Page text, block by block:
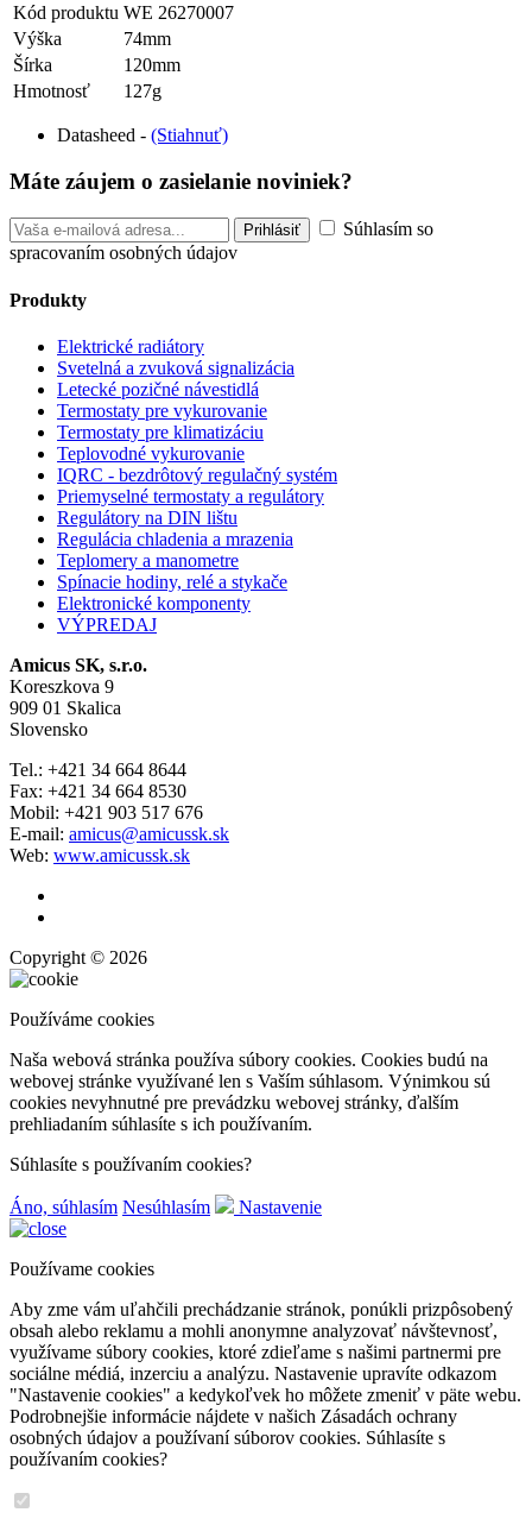
Kód produktu WE 26270007
Výška
74mm
Šírka
120mm
Hmotnosť
127g
Datasheed - (Stiahnuť)
Máte záujem o zasielanie noviniek?
Súhlasím so
spracovaním osobných údajov
Produkty
Elektrické radiátory
Svetelná a zvuková signalizácia
Letecké pozičné návestidlá
Termostaty pre vykurovanie
Termostaty pre klimatizáciu
Teplovodné vykurovanie
IQRC - bezdrôtový regulačný systém
Priemyselné termostaty a regulátory
Regulátory na DIN lištu
Regulácia chladenia a mrazenia
Teplomery a manometre
Spínacie hodiny, relé a stykače
Elektronické komponenty
VÝPREDAJ
Amicus SK, s.r.o.
Koreszkova 9
909 01 Skalica
Slovensko
Tel.: +421 34 664 8644
Fax: +421 34 664 8530
Mobil: +421 903 517 676
E-mail: amicus@amicussk.sk
Web: www.amicussk.sk
Copyright © 2026
Používáme cookies
Naša webová stránka používa súbory cookies. Cookies budú na
webovej stránke využívané len s Vaším súhlasom. Výnimkou sú
cookies nevyhnutné pre prevádzku webovej stránky, ďalším
prehliadaním súhlasíte s ich používaním.
Súhlasíte s používaním cookies?
Áno, súhlasím Nesúhlasím Nastavenie
Používame cookies
Aby zme vám uľahčili prechádzanie stránok, ponúkli prizpôsobený
obsah alebo reklamu a mohli anonymne analyzovať návštevnosť,
využívame súbory cookies, ktoré zdieľame s našimi partnermi pre
sociálne médiá, inzerciu a analýzu. Nastavenie upravíte odkazom
"Nastavenie cookies" a kedykoľvek ho môžete zmeniť v päte webu.
Podrobnejšie informácie nájdete v našich Zásadách ochrany
osobných údajov a používaní súborov cookies. Súhlasíte s
používaním cookies?